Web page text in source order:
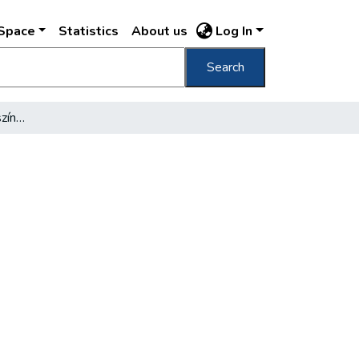
Statistics About us Log In
Search
A felszabadult magyar színház 1945-1960